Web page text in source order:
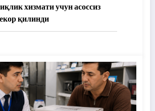
хизмати учун асоссиз
қилинди